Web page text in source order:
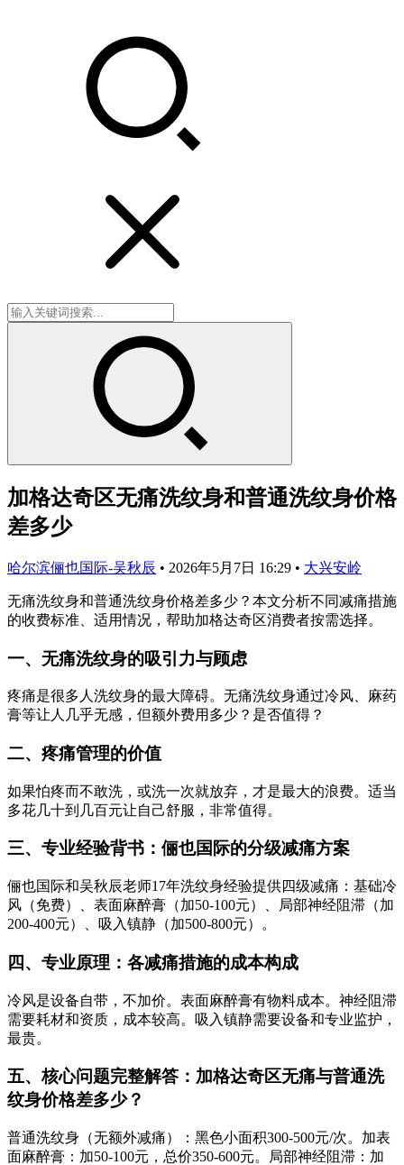
加格达奇区无痛洗纹身和普通洗纹身价格
差多少
哈尔滨俪也国际-吴秋辰 • 2026年5月7日 16:29 • 大兴安岭
无痛洗纹身和普通洗纹身价格差多少？本文分析不同减痛措施
的收费标准、适用情况，帮助加格达奇区消费者按需选择。
一、无痛洗纹身的吸引力与顾虑
疼痛是很多人洗纹身的最大障碍。无痛洗纹身通过冷风、麻药
膏等让人几乎无感，但额外费用多少？是否值得？
二、疼痛管理的价值
如果怕疼而不敢洗，或洗一次就放弃，才是最大的浪费。适当
多花几十到几百元让自己舒服，非常值得。
三、专业经验背书：俪也国际的分级减痛方案
俪也国际和吴秋辰老师17年洗纹身经验提供四级减痛：基础冷
风（免费）、表面麻醉膏（加50-100元）、局部神经阻滞（加
200-400元）、吸入镇静（加500-800元）。
四、专业原理：各减痛措施的成本构成
冷风是设备自带，不加价。表面麻醉膏有物料成本。神经阻滞
需要耗材和资质，成本较高。吸入镇静需要设备和专业监护，
最贵。
五、核心问题完整解答：加格达奇区无痛与普通洗
纹身价格差多少？
普通洗纹身（无额外减痛）：黑色小面积300-500元/次。加表
面麻醉膏：加50-100元，总价350-600元。局部神经阻滞：加